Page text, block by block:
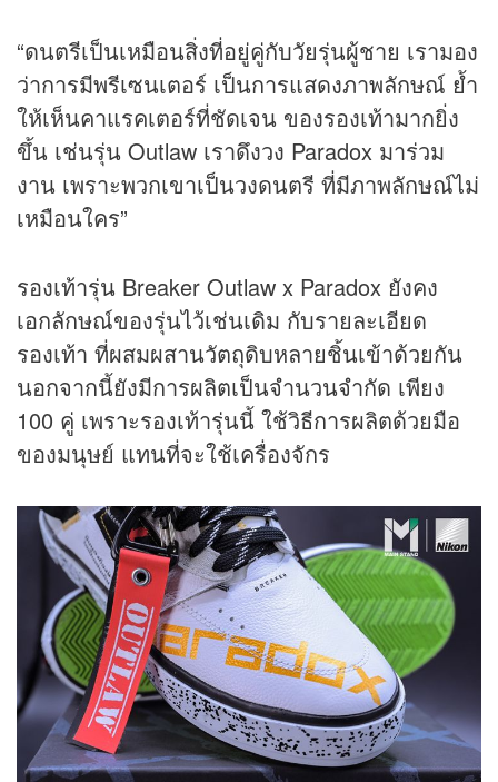
“ดนตรีเป็นเหมือนสิ่งที่อยู่คู่กับวัยรุ่นผู้ชาย เรามอง
ว่าการมีพรีเซนเตอร์ เป็นการแสดงภาพลักษณ์ ย้ำ
ให้เห็นคาแรคเตอร์ที่ชัดเจน ของรองเท้ามากยิ่ง
ขึ้น เช่นรุ่น Outlaw เราดึงวง Paradox มาร่วม
งาน เพราะพวกเขาเป็นวงดนตรี ที่มีภาพลักษณ์ไม่
เหมือนใคร”
รองเท้ารุ่น Breaker Outlaw x Paradox ยังคง
เอกลักษณ์ของรุ่นไว้เช่นเดิม กับรายละเอียด
รองเท้า ที่ผสมผสานวัตถุดิบหลายชิ้นเข้าด้วยกัน
นอกจากนี้ยังมีการผลิตเป็นจำนวนจำกัด เพียง
100 คู่ เพราะรองเท้ารุ่นนี้ ใช้วิธีการผลิตด้วยมือ
ของมนุษย์ แทนที่จะใช้เครื่องจักร